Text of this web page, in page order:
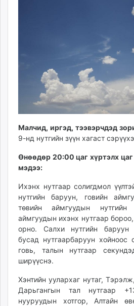
shuud.mn
eagle.mn
ergelt.mn
zuv.mn
ugluu.mn
urlag.mn
unen.mn
asu.mn
shudarga.mn
shuurhai.mn
unuudur.mn
isee.mn
mglradio.com
itoim.mn
tumen.mn
Малчид, иргэд, тээвэрчдэд
9-нд нутгийн зүүн хагаст
Өнөөдөр 20:00 цаг хүртэлх
мэдээ:
Ихэнх нутгаар солигдмол
нутгийн баруун, говийн
төвийн аймгуудын
аймгуудын ихэнх нутгаар
орно. Салхи нутгийн баруун
бусад нутгаарбаруун
говь, талын нутгаар
ширүүснэ.
Хэнтийн уулархаг нутаг,
Дарьгангын тал нутгаар
нууруудын хотгор, Алтайн